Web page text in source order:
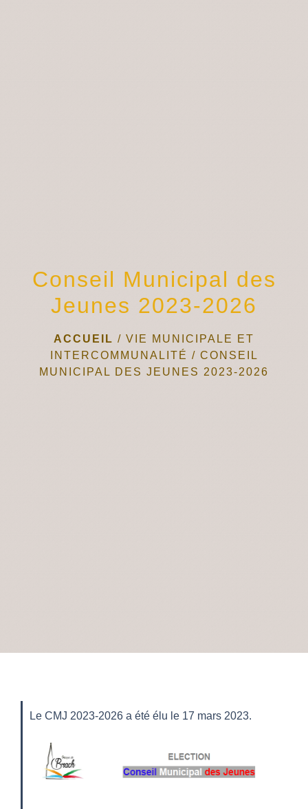
Conseil Municipal des
Jeunes 2023-2026
ACCUEIL / VIE MUNICIPALE ET
INTERCOMMUNALITÉ / CONSEIL
MUNICIPAL DES JEUNES 2023-2026
Le CMJ 2023-2026 a été élu le 17 mars 2023.